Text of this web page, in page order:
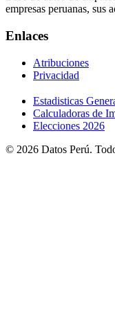
empresas peruanas, sus
Enlaces
Atribuciones
Privacidad
Estadisticas
Calculadoras de
Elecciones 2026
© 2026 Datos Perú.